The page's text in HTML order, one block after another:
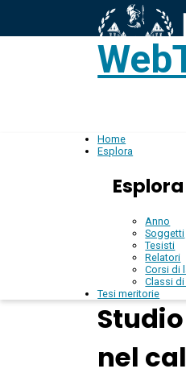
Home
Esplora
Anno
Soggetti
Tesisti
Relatori
Corsi di
Classi
Tesi meritorie
nel